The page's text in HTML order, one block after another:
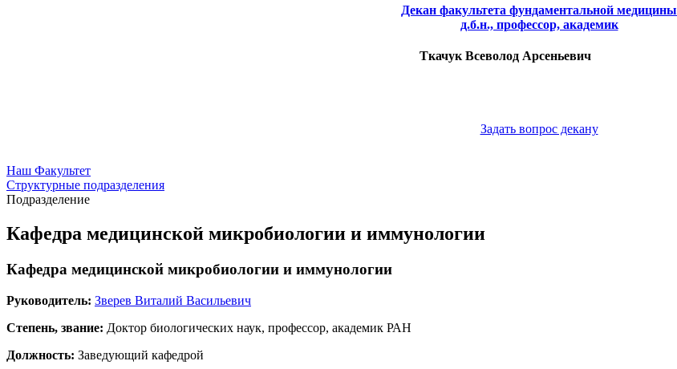
Декан факультета фундаментальной медицины
д.б.н., профессор, академик
Ткачук Всеволод Арсеньевич
Задать вопрос декану
Наш Факультет
Структурные подразделения
Подразделение
Кафедра медицинской микробиологии и иммунологии
Кафедра медицинской микробиологии и иммунологии
Руководитель: Зверев Виталий Васильевич
Степень, звание: Доктор биологических наук, профессор, академик РАН
Должность: Заведующий кафедрой